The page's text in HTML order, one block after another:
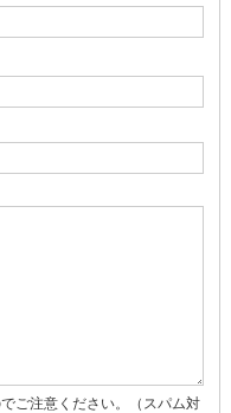
ご注意ください。（スパム対